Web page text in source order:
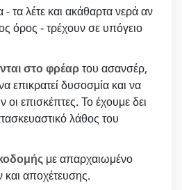
τα λέτε και ακάθαρτα νερά αν
όρος - τρέχουν σε υπόγειο
στο φρέαρτου ασανσέρ,
επικρατεί δυσοσμία και να
επισκέπτες. Το έχουμε δει
λάθος του
με απαρχαιωμένο
και αποχέτευσης.